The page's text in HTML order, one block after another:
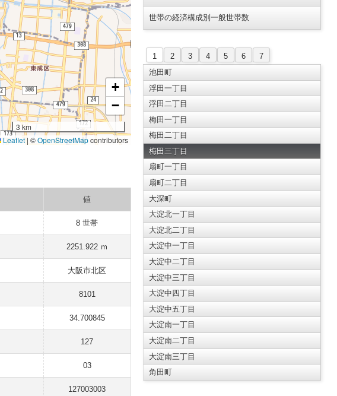
+
−
3 km
Leaflet | ©OpenStreetMapcontributors
値
8 世帯
2251.922 ｍ
大阪市北区
8101
34.700845
127
03
127003003
世帯の経済構成別一般世帯数
1 2 3 4 5 6
7
池田町
浮田一丁目
浮田二丁目
梅田一丁目
梅田二丁目
梅田三丁目
扇町一丁目
扇町二丁目
大深町
大淀北一丁目
大淀北二丁目
大淀中一丁目
大淀中二丁目
大淀中三丁目
大淀中四丁目
大淀中五丁目
大淀南一丁目
大淀南二丁目
大淀南三丁目
角田町